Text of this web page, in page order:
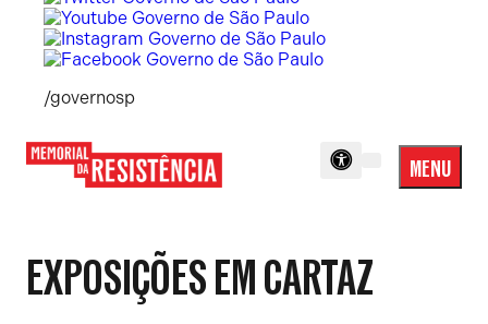
/governosp
MENU
Menu
EXPOSIÇÕES EM CARTAZ